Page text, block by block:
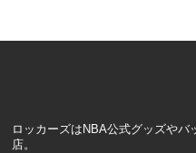
ロッカーズはNBA公式グッズやバ
店。